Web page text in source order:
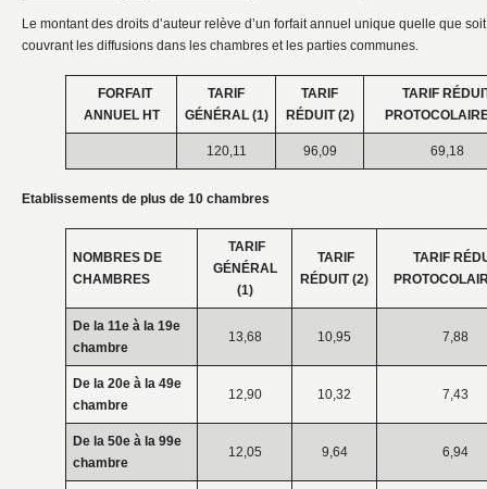
Le montant des droits d’auteur relève d’un forfait annuel unique quelle que
couvrant les diffusions dans les chambres et les parties communes.
FORFAIT
ANNUEL HT
TARIF
GÉNÉRAL (1)
TARIF
RÉDUIT (2)
TARIF
120,11 96,09 69,18
Etablissements de plus de 10 chambres
NOMBRES DE
CHAMBRES
TARIF
GÉNÉRAL
(1)
TARIF
RÉDUIT (2)
TARIF
De la 11e à la 19e
chambre
13,68 10,95 7,88
De la 20e à la 49e
chambre
12,90 10,32 7,43
De la 50e à la 99e
chambre
12,05 9,64 6,94